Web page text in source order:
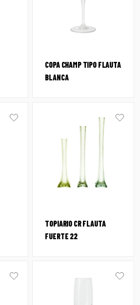
COPA CHAMP TIPO FLAUTA
BLANCA
TOPIARIO CR FLAUTA
FUERTE 22